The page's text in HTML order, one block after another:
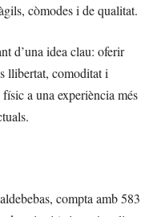
còmodes i de qualitat.
d’una idea clau: oferir
llibertat, comoditat i
a una experiència més
compta amb 583